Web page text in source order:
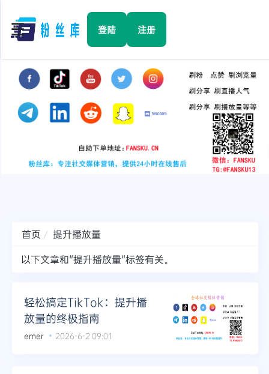
☰ 登陆 注册
Facebook
TikTok
YouTube
Telegram
更多
首页
提升播放量
以下文章和"提升播放量"标签有关。
轻松搞定TikTok：提升播
放量的终极指南
emer 2026-6-2 09:01